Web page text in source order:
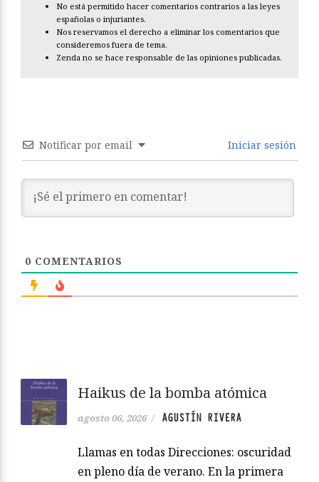
No está permitido hacer comentarios contrarios a las leyes
españolas o injuriantes.
Nos reservamos el derecho a eliminar los comentarios que
consideremos fuera de tema.
Zenda no se hace responsable de las opiniones publicadas.
Notificar por email Iniciar sesión
0 COMENTARIOS
Haikus de la bomba atómica
agosto 06, 2026 / AGUSTÍN RIVERA
Llamas en todas Direcciones: oscuridad
en pleno día de verano. En la primera